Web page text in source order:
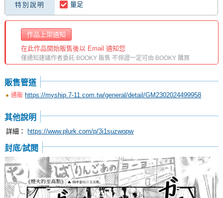
特別說明 量足
作品上架通知
在此作品開始販售後以 Email 通知您
僅通知建議作者委託 BOOKY 販售 不保證一定可由 BOOKY 購買
販售管道
通販 https://myship.7-11.com.tw/general/detail/GM2302024499958
其他說明
詳細： https://www.plurk.com/p/3i1suzwopw
封底/試閱